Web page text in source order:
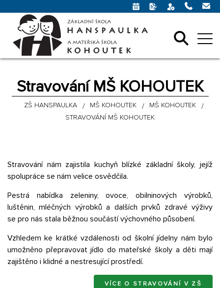
Stravování MŠ KOHOUTEK
ZŠ HANSPAULKA MŠ KOHOUTEK
MŠ KOHOUTEK
STRAVOVÁNÍ MŠ KOHOUTEK
Stravování nám zajistila kuchyň blízké základní školy, jejíž
spolupráce se nám velice osvědčila.
Pestrá nabídka zeleniny, ovoce, obilninových výrobků,
luštěnin, mléčných výrobků a dalších prvků zdravé výživy
se pro nás stala běžnou součástí výchovného působení.
Vzhledem ke krátké vzdálenosti od školní jídelny nám bylo
umožněno přepravovat jídlo do mateřské školy a děti mají
zajištěno i klidné a nestresující prostředí.
VÍCE O STRAVOVÁNÍ V ZŠ